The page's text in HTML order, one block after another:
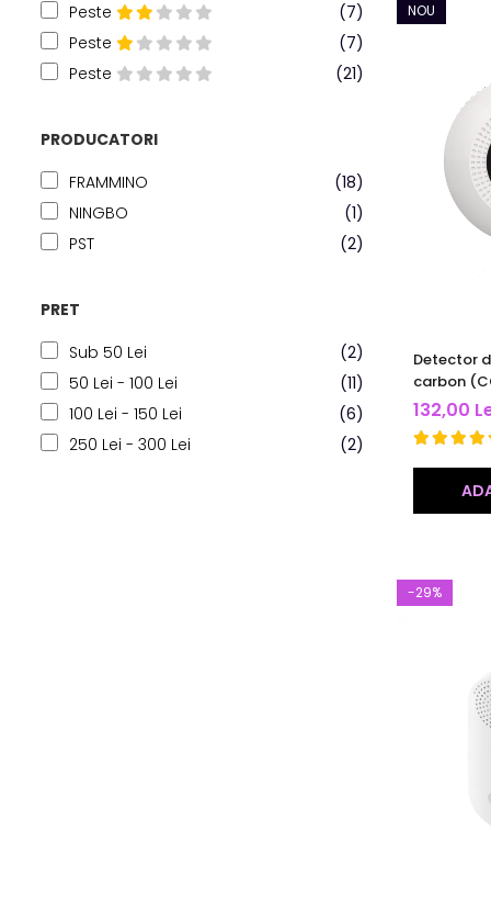
Peste
(7)
Peste
(7)
Peste
(21)
PRODUCATORI
FRAMMINO
(18)
NINGBO
(1)
PST
(2)
PRET
Sub 50 Lei
(2)
50 Lei - 100 Lei
(11)
100 Lei - 150 Lei
(6)
250 Lei - 300 Lei
(2)
NOU
Detector
carbon
LED |
alb
132,00
-29%